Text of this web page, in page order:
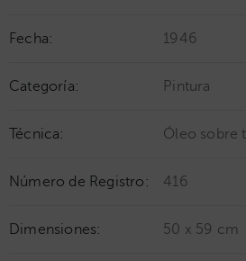
Fecha: 1946
Categoría: Pintura
Técnica: Óleo sobre
Número de Registro: 416
Dimensiones: 50 x 59 cm